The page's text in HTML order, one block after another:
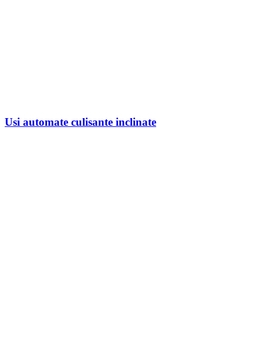
Usi automate culisante inclinate